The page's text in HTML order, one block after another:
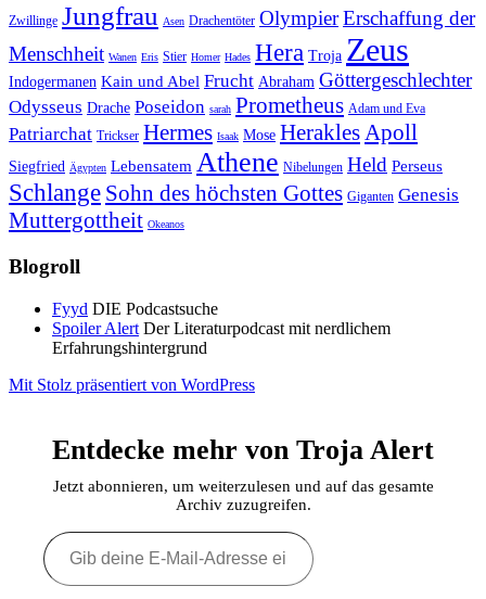
Zwillinge Jungfrau Asen Drachentöter OlympierErschaffung der
Menschheit Wanen Eris Stier Homer Hades Hera Troja Zeus
Indogermanen Kain und Abel Frucht Abraham Göttergeschlechter
Odysseus Drache Poseidon sarah Prometheus Adam und Eva
Patriarchat Trickser Hermes Isaak Mose HeraklesApoll
Siegfried Ägypten Lebensatem Athene Nibelungen Held Perseus
Schlange Sohn des höchsten Gottes Giganten Genesis
Muttergottheit Okeanos
Blogroll
Fyyd DIE Podcastsuche
Spoiler Alert Der Literaturpodcast mit nerdlichem
Erfahrungshintergrund
Mit Stolz präsentiert von WordPress
Entdecke mehr von Troja Alert
Jetzt abonnieren, um weiterzulesen und auf das gesamte
Archiv zuzugreifen.
Gib
deine
E-